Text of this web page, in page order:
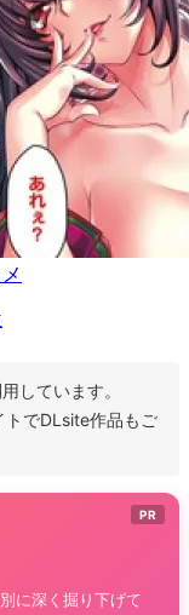
しています。
トでDLsite作品もご
PR
に深く掘り下げて